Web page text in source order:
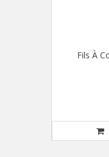
Fils À